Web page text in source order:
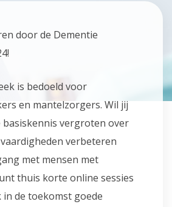
door de Dementie
is bedoeld voor
en mantelzorgers. Wil jij
basiskennis vergroten over
verbeteren
met mensen met
thuis korte online sessies
de toekomst goede